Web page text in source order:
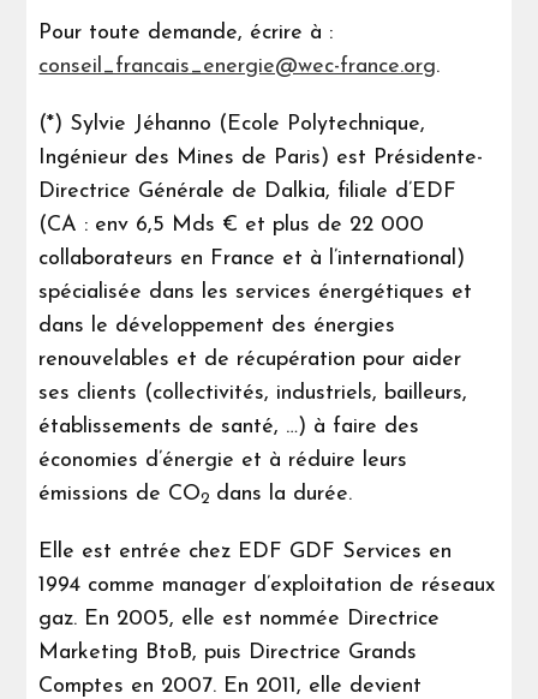
Pour toute demande, écrire à :
conseil_francais_energie@wec-france.org.
(*) Sylvie Jéhanno (Ecole Polytechnique,
Ingénieur des Mines de Paris) est Présidente-
Directrice Générale de Dalkia, filiale d’EDF
(CA : env 6,5 Mds € et plus de 22 000
collaborateurs en France et à l’international)
spécialisée dans les services énergétiques et
dans le développement des énergies
renouvelables et de récupération pour aider
ses clients (collectivités, industriels, bailleurs,
établissements de santé, …) à faire des
économies d’énergie et à réduire leurs
émissions de CO2 dans la durée.
Elle est entrée chez EDF GDF Services en
1994 comme manager d’exploitation de réseaux
gaz. En 2005, elle est nommée Directrice
Marketing BtoB, puis Directrice Grands
Comptes en 2007. En 2011, elle devient